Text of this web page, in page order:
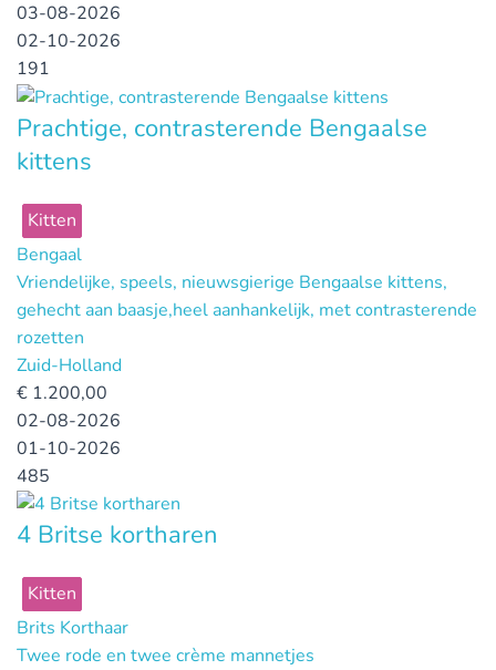
03-08-2026
02-10-2026
191
Prachtige, contrasterende Bengaalse
kittens
Kitten
Bengaal
Vriendelijke, speels, nieuwsgierige Bengaalse kittens,
gehecht aan baasje,heel aanhankelijk, met contrasterende
rozetten
Zuid-Holland
€ 1.200,00
02-08-2026
01-10-2026
485
4 Britse kortharen
Kitten
Brits Korthaar
Twee rode en twee crème mannetjes